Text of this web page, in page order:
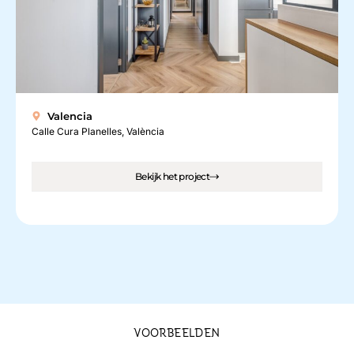
Valencia
Calle Cura Planelles, València
Bekijk het project
VOORBEELDEN